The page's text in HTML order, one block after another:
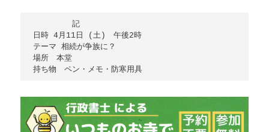
記
日時 4月11日 (土)　午後2時
テーマ 相続が争族に？
場所　本堂